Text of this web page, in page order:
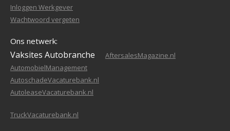
Inloggen Werkgever
Wachtwoord vergeten
Ons netwerk:
Vaksites Autobranche
AftersalesMagazine.nl
AutomobielManagement
AutoschadeVacaturebank.nl
AutoleaseVacaturebank.nl
TruckVacaturebank.nl